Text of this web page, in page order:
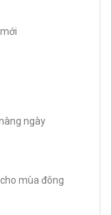
ngày
mùa đông